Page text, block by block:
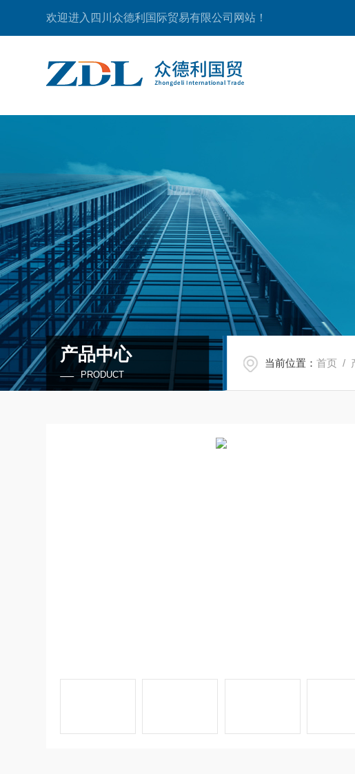
欢迎进入四川众德利国际贸易有限公司网站！
产品中心
PRODUCT
当前位置：首页 /